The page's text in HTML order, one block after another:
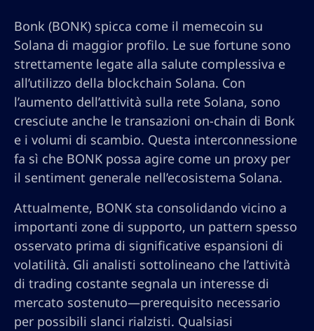
Bonk (BONK) spicca come il memecoin su
Solana di maggior profilo. Le sue fortune sono
strettamente legate alla salute complessiva e
all’utilizzo della blockchain Solana. Con
l’aumento dell’attività sulla rete Solana, sono
cresciute anche le transazioni on-chain di Bonk
e i volumi di scambio. Questa interconnessione
fa sì che BONK possa agire come un proxy per
il sentiment generale nell’ecosistema Solana.
Attualmente, BONK sta consolidando vicino a
importanti zone di supporto, un pattern spesso
osservato prima di significative espansioni di
volatilità. Gli analisti sottolineano che l’attività
di trading costante segnala un interesse di
mercato sostenuto—prerequisito necessario
per possibili slanci rialzisti. Qualsiasi